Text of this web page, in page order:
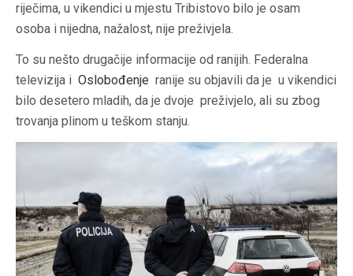
riječima, u vikendici u mjestu Tribistovo bilo je osam
osoba i nijedna, nažalost, nije preživjela.
To su nešto drugačije informacije od ranijih. Federalna
televizija i Oslobođenje ranije su objavili da je u vikendici
bilo desetero mladih, da je dvoje preživjelo, ali su zbog
trovanja plinom u teškom stanju.